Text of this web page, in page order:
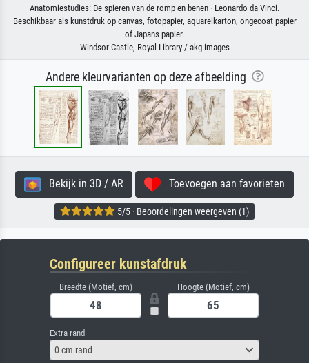
Anatomiestudies: De spieren van de romp en benen · Leonardo da Vinci.
Beschikbaar als kunstdruk op canvas, fotopapier, aquarelkarton, ongecoat papier
of Japans papier.
Windsor Castle, Royal Library / akg-images
Andere kleurvarianten op deze afbeelding
Bekijk in 3D / AR Toevoegen aan favorieten
5/5 · Beoordelingen weergeven (1)
Configureer kunstafdruk
Breedte (Motief, cm) Hoogte (Motief, cm)
Extra rand
0 cm rand